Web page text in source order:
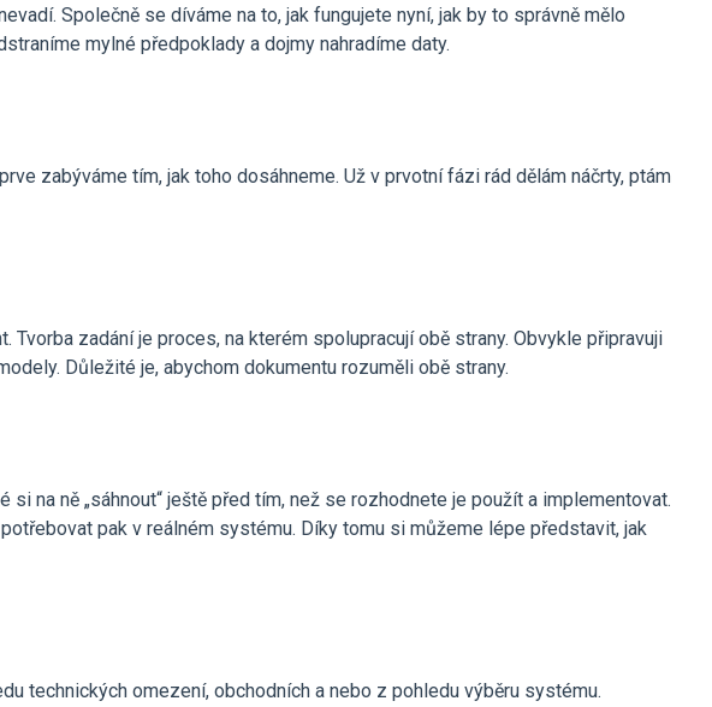
Společně se díváme na to, jak fungujete nyní, jak by to správně mělo
mylné předpoklady a dojmy nahradíme daty.
zabýváme tím, jak toho dosáhneme. Už v prvotní fázi rád dělám náčrty, ptám
zadání je proces, na kterém spolupracují obě strany. Obvykle připravuji
Důležité je, abychom dokumentu rozuměli obě strany.
na ně „sáhnout“ ještě před tím, než se rozhodnete je použít a implementovat.
pak v reálném systému. Díky tomu si můžeme lépe představit, jak
technických omezení, obchodních a nebo z pohledu výběru systému.